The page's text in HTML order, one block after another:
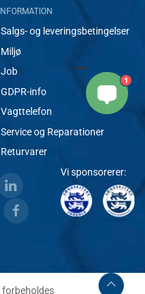
INFORMATION
Salgs- og leveringsbetingelser
Miljø
Job
GDPR-info
Vagttelefon
Service og Reparationer
Returvarer
Vi sponsorerer:
forbeholdes
1